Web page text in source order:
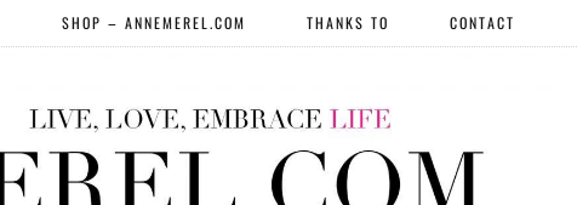
SHOP – ANNEMEREL.COM THANKS TO CONTACT